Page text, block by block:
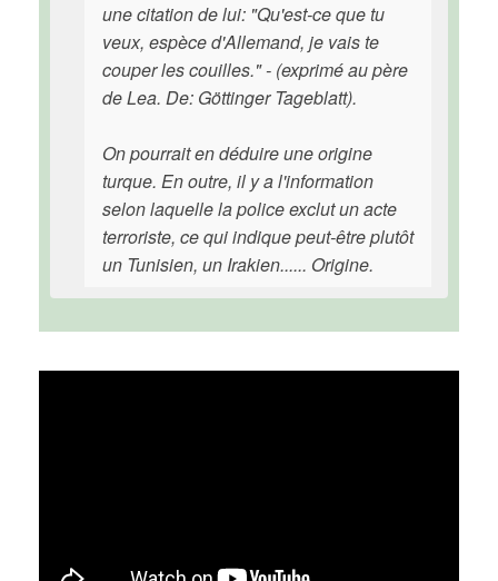
une citation de lui: "Qu'est-ce que tu
veux, espèce d'Allemand, je vais te
couper les couilles." - (exprimé au père
de Lea. De: Göttinger Tageblatt).
On pourrait en déduire une origine
turque. En outre, il y a l'information
selon laquelle la police exclut un acte
terroriste, ce qui indique peut-être plutôt
un Tunisien, un Irakien...... Origine.